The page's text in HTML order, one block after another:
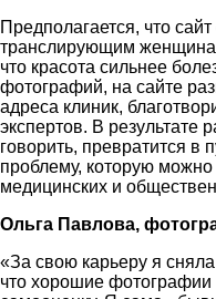
Предполагается, что
транслирующим
что красота сильнее
фотографий, на сайте
адреса клиник,
экспертов. В результате
говорить, превратится в
проблему, которую
медицинских и
Ольга Павлова,
«За свою карьеру я
что хорошие